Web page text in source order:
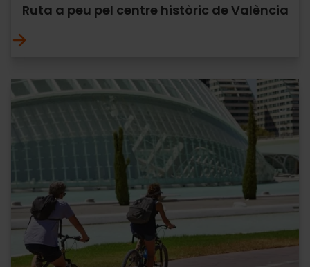
Ruta a peu pel centre històric de València